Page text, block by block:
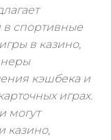
в спортивные
в казино,
кэшбека и
играх.
могут
казино,